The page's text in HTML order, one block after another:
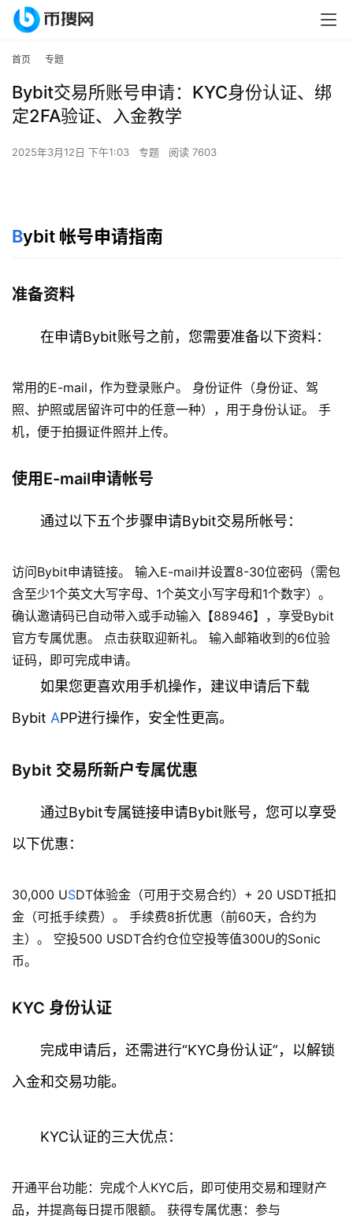
首页 专题
Bybit交易所账号申请：KYC身份认证、绑
定2FA验证、入金教学
2025年3月12日 下午1:03 专题 阅读 7603
Bybit 帐号申请指南
准备资料
在申请Bybit账号之前，您需要准备以下资料：
常用的E-mail，作为登录账户。 身份证件（身份证、驾
照、护照或居留许可中的任意一种），用于身份认证。 手
机，便于拍摄证件照并上传。
使用E-mail申请帐号
通过以下五个步骤申请Bybit交易所帐号：
访问Bybit申请链接。 输入E-mail并设置8-30位密码（需包
含至少1个英文大写字母、1个英文小写字母和1个数字）。
确认邀请码已自动带入或手动输入【88946】，享受Bybit
官方专属优惠。 点击获取迎新礼。 输入邮箱收到的6位验
证码，即可完成申请。
如果您更喜欢用手机操作，建议申请后下载
Bybit APP进行操作，安全性更高。
Bybit 交易所新户专属优惠
通过Bybit专属链接申请Bybit账号，您可以享受
以下优惠：
30,000 USDT体验金（可用于交易合约）+ 20 USDT抵扣
金（可抵手续费）。 手续费8折优惠（前60天，合约为
主）。 空投500 USDT合约仓位空投等值300U的Sonic
币。
KYC 身份认证
完成申请后，还需进行“KYC身份认证”，以解锁
入金和交易功能。
KYC认证的三大优点：
开通平台功能：完成个人KYC后，即可使用交易和理财产
品，并提高每日提币限额。 获得专属优惠：参与